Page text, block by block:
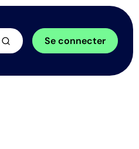
Se connecter
arrow_forward